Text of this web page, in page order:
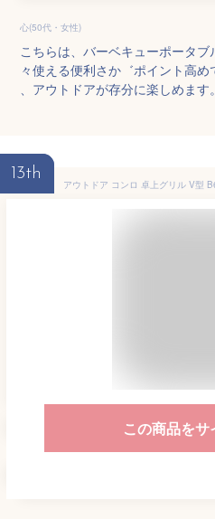
心(50代・女性)
こちらは、バーベキューポータ
々使える便利さか゛ポイント高
、アウトドアが存分に楽しめます。
13th
この商品をサ